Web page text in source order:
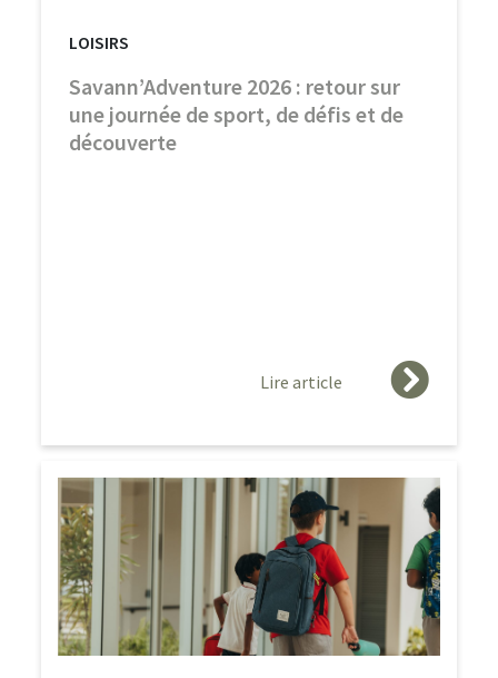
LOISIRS
Savann’Adventure 2026 : retour sur
une journée de sport, de défis et de
découverte
Lire article